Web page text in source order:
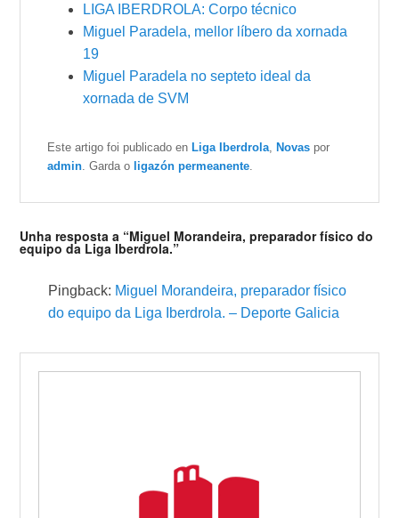
LIGA IBERDROLA: Corpo técnico
Miguel Paradela, mellor líbero da xornada
19
Miguel Paradela no septeto ideal da
xornada de SVM
Este artigo foi publicado en Liga Iberdrola Novas por
admin . Garda o ligazón permeanente
Unha resposta a “Miguel Morandeira, preparador físico do
equipo da Liga Iberdrola.”
Pingback: Miguel Morandeira, preparador físico
do equipo da Liga Iberdrola. – Deporte Galicia